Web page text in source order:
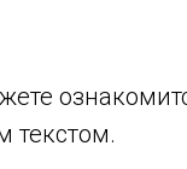
текстом.